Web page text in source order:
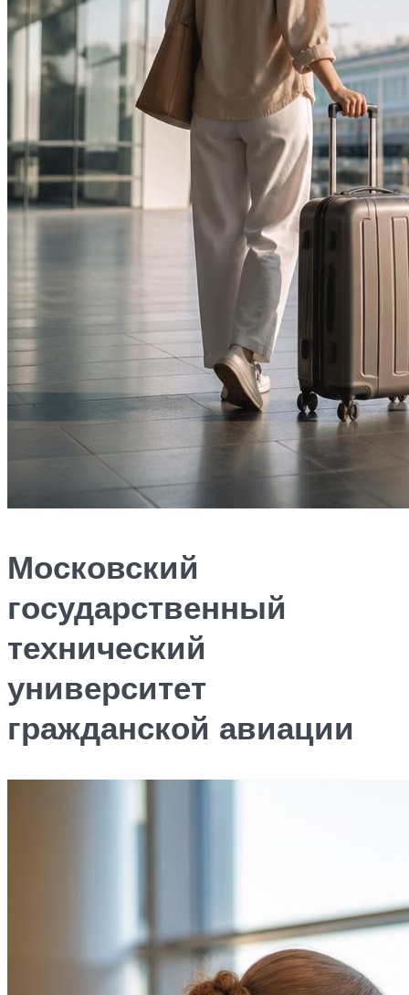
Московский
государственный
технический
университет
гражданской авиации